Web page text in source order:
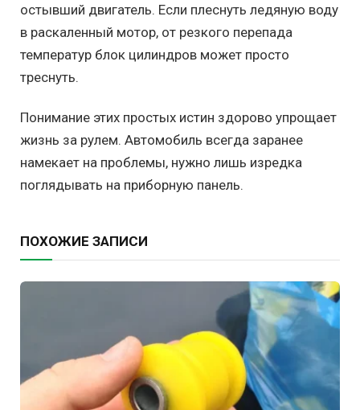
остывший двигатель. Если плеснуть ледяную воду
в раскаленный мотор, от резкого перепада
температур блок цилиндров может просто
треснуть.
Понимание этих простых истин здорово упрощает
жизнь за рулем. Автомобиль всегда заранее
намекает на проблемы, нужно лишь изредка
поглядывать на приборную панель.
ПОХОЖИЕ ЗАПИСИ